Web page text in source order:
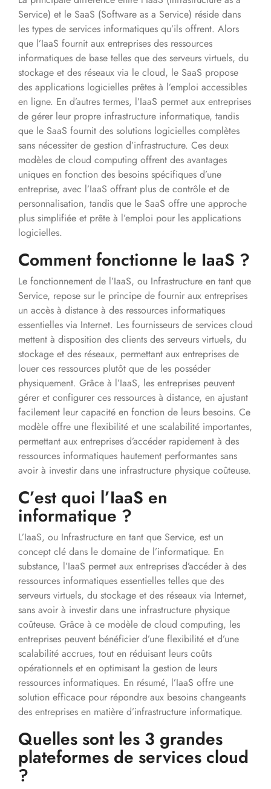
Service) et le SaaS (Software as a Service) réside dans
les types de services informatiques qu’ils offrent. Alors
que l’IaaS fournit aux entreprises des ressources
informatiques de base telles que des serveurs virtuels, du
stockage et des réseaux via le cloud, le SaaS propose
des applications logicielles prêtes à l’emploi accessibles
en ligne. En d’autres termes, l’IaaS permet aux entreprises
de gérer leur propre infrastructure informatique, tandis
que le SaaS fournit des solutions logicielles complètes
sans nécessiter de gestion d’infrastructure. Ces deux
modèles de cloud computing offrent des avantages
uniques en fonction des besoins spécifiques d’une
entreprise, avec l’IaaS offrant plus de contrôle et de
personnalisation, tandis que le SaaS offre une approche
plus simplifiée et prête à l’emploi pour les applications
logicielles.
Comment fonctionne le IaaS ?
Le fonctionnement de l’IaaS, ou Infrastructure en tant que
Service, repose sur le principe de fournir aux entreprises
un accès à distance à des ressources informatiques
essentielles via Internet. Les fournisseurs de services cloud
mettent à disposition des clients des serveurs virtuels, du
stockage et des réseaux, permettant aux entreprises de
louer ces ressources plutôt que de les posséder
physiquement. Grâce à l’IaaS, les entreprises peuvent
gérer et configurer ces ressources à distance, en ajustant
facilement leur capacité en fonction de leurs besoins. Ce
modèle offre une flexibilité et une scalabilité importantes,
permettant aux entreprises d’accéder rapidement à des
ressources informatiques hautement performantes sans
avoir à investir dans une infrastructure physique coûteuse.
C’est quoi l’IaaS en
informatique ?
L’IaaS, ou Infrastructure en tant que Service, est un
concept clé dans le domaine de l’informatique. En
substance, l’IaaS permet aux entreprises d’accéder à des
ressources informatiques essentielles telles que des
serveurs virtuels, du stockage et des réseaux via Internet,
sans avoir à investir dans une infrastructure physique
coûteuse. Grâce à ce modèle de cloud computing, les
entreprises peuvent bénéficier d’une flexibilité et d’une
scalabilité accrues, tout en réduisant leurs coûts
opérationnels et en optimisant la gestion de leurs
ressources informatiques. En résumé, l’IaaS offre une
solution efficace pour répondre aux besoins changeants
des entreprises en matière d’infrastructure informatique.
Quelles sont les 3 grandes
plateformes de services cloud
?